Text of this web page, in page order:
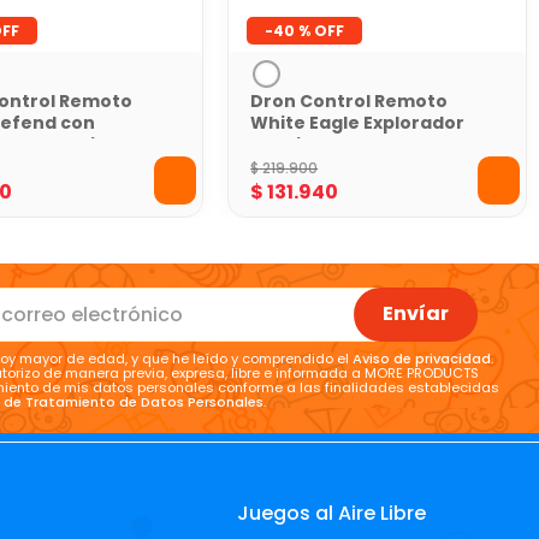
Remoto
con
Toy Logic
-40 %
Dron Control Remoto
White Eagle Explorador
del Cielo
$219.900
$131.940
Envíar
mayor de edad, y que he leído y comprendido elAviso de privacidad.
de manera previa, expresa, libre e informada a MORE PRODUCTS
de mis datos personales conforme a las finalidades establecidas
Tratamiento de Datos Personales.
Juegos al Aire Libre